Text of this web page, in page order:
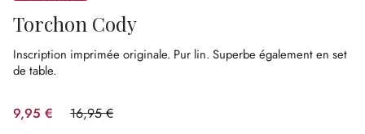
Torchon Cody
Inscription imprimée originale. Pur lin. Superbe également en set
de table.
9,95 € 16,95 €
(41.3%spared)